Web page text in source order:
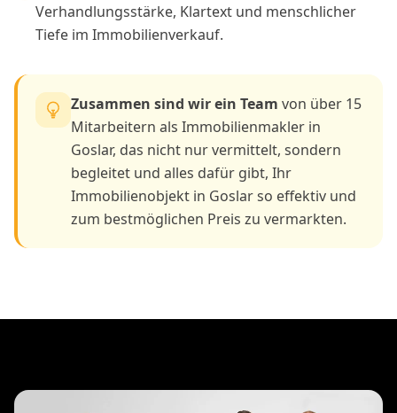
Verhandlungsstärke, Klartext und menschlicher
Tiefe im Immobilienverkauf.
Zusammen sind wir ein Team von über 15
Mitarbeitern als Immobilienmakler in
Goslar, das nicht nur vermittelt, sondern
begleitet und alles dafür gibt, Ihr
Immobilienobjekt in Goslar so effektiv und
zum bestmöglichen Preis zu vermarkten.